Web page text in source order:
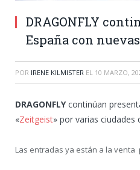
DRAGONFLY
España con
POR IRENE KILMISTER EL 10 MARZO,
DRAGONFLYcontinúan
«Zeitgeist» por varias ciudades
Las entradas ya están a la venta